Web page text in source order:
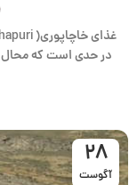
در حدی است که محال
28
آگوست